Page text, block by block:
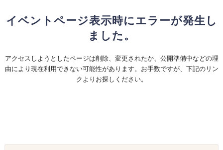
イベントページ表示時にエラーが発生し
ました。
アクセスしようとしたページは削除、変更されたか、公開準備中などの理
由により現在利用できない可能性があります。お手数ですが、下記のリン
クよりお探しください。